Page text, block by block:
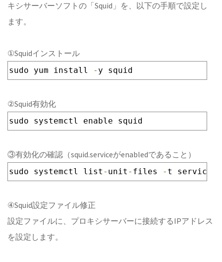
キシサーバーソフトの「Squid」を、以下の手順で設定し
ます。
①Squidインストール
sudo yum install - y squid
②Squid有効化
sudo systemctl enable squid
③有効化の確認（squid.serviceがenabledであること）
sudo systemctl list - unit - files - t service
④Squid設定ファイル修正
設定ファイルに、プロキシサーバーに接続するIPアドレス
を設定します。